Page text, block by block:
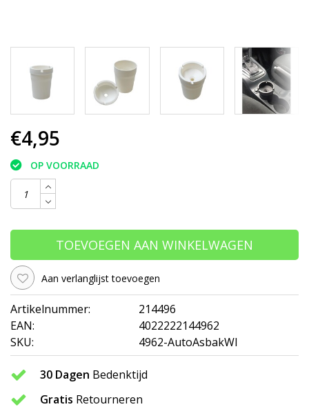
€4,95
OP VOORRAAD
TOEVOEGEN AAN WINKELWAGEN
Aan verlanglijst toevoegen
Artikelnummer:
214496
EAN:
4022222144962
SKU:
4962-AutoAsbakWI
30 Dagen Bedenktijd
Gratis Retourneren